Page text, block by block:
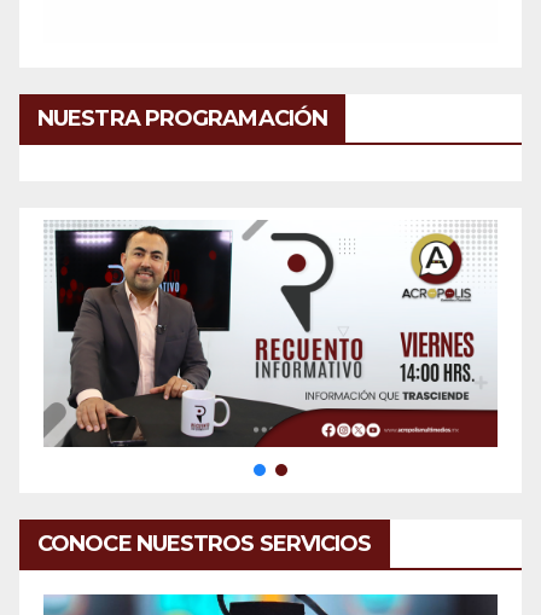
NUESTRA PROGRAMACIÓN
CONOCE NUESTROS SERVICIOS